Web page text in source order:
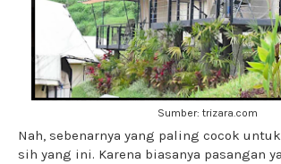
Sumber: trizara.com
Nah, sebenarnya yang paling cocok untuk
sih yang ini. Karena biasanya pasangan